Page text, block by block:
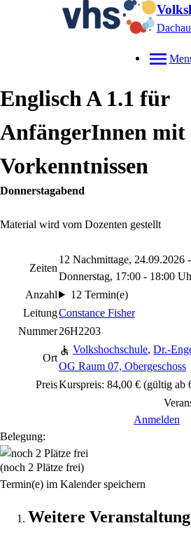
Englisch A 1.1 für
AnfängerInnen mit
Vorkenntnissen
Donnerstagabend
Material wird vom Dozenten gestellt
Zeiten
12 Nachmittage, 24.09.2026
Donnerstag, 17:00 - 18:00
Anzahl
12 Termin(e)
LeitungConstance Fisher
Nummer26H2203
Ort
Volkshochschule, Dr.-
OG Raum 07, Obergeschoss
PreisKurspreis: 84,00 € (gültig ab
Anmelden
Belegung:
(noch 2 Plätze frei)
Termin(e) im Kalender speichern
Weitere